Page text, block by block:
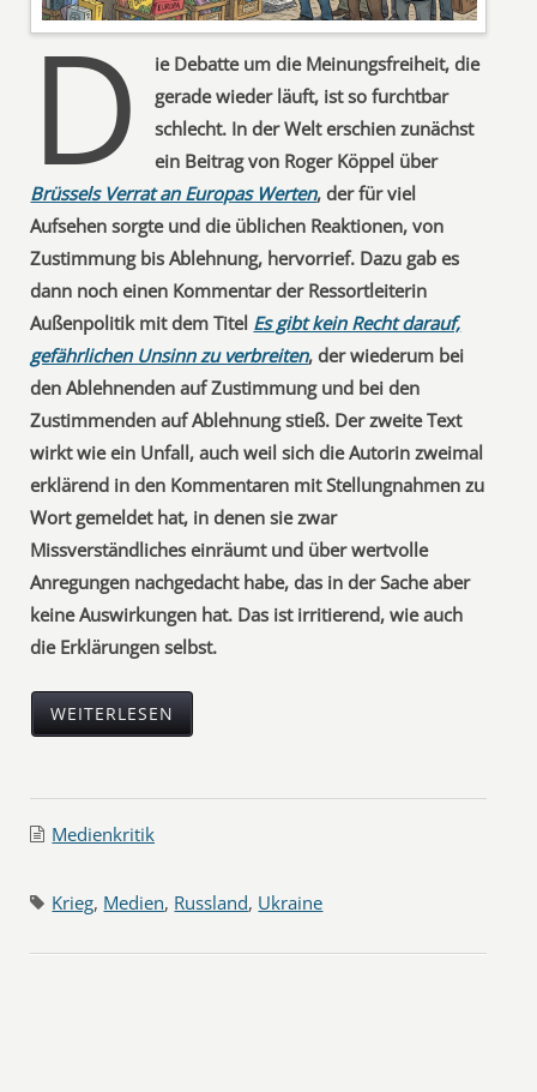
D
ie Debatte um die Meinungsfreiheit, die
gerade wieder läuft, ist so furchtbar
schlecht. In der Welt erschien zunächst
ein Beitrag von Roger Köppel über
Brüssels Verrat an Europas Werten, der für viel
Aufsehen sorgte und die üblichen Reaktionen, von
Zustimmung bis Ablehnung, hervorrief. Dazu gab es
dann noch einen Kommentar der Ressortleiterin
Außenpolitik mit dem Titel Es gibt kein Recht darauf,
gefährlichen Unsinn zu verbreiten, der wiederum bei
den Ablehnenden auf Zustimmung und bei den
Zustimmenden auf Ablehnung stieß. Der zweite Text
wirkt wie ein Unfall, auch weil sich die Autorin zweimal
erklärend in den Kommentaren mit Stellungnahmen zu
Wort gemeldet hat, in denen sie zwar
Missverständliches einräumt und über wertvolle
Anregungen nachgedacht habe, das in der Sache aber
keine Auswirkungen hat. Das ist irritierend, wie auch
die Erklärungen selbst.
WEITERLESEN
Medienkritik
Krieg, Medien, Russland, Ukraine